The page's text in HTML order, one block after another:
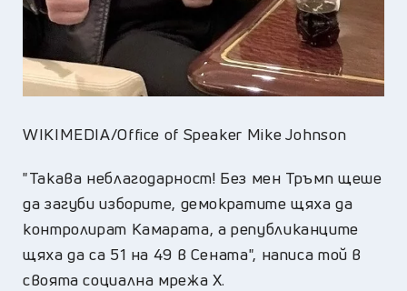
WIKIMEDIA/Office of Speaker Mike Johnson
"Такава неблагодарност! Без мен Тръмп щеше
да загуби изборите, демократите щяха да
контролират Камарата, а републиканците
щяха да са 51 на 49 в Сената", написа той в
своята социална мрежа X.